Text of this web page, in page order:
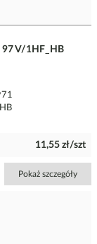
97 V/1HF_HB
11,55 zł/szt
Pokaż szczegóły